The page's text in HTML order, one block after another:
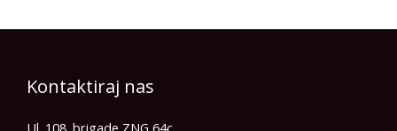
Kontaktiraj nas
Ul. 108. brigade ZNG 64c,